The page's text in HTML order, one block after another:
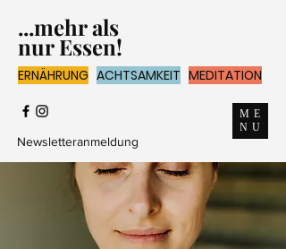
...mehr als
nur Essen!
ERNÄHRUNG ACHTSAMKEIT MEDITATION
Newsletteranmeldung
ME
NU